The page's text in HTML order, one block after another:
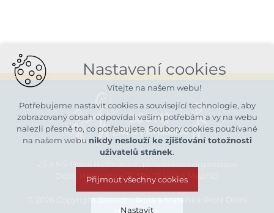
Dolní Heřmanice 11, 594 01 Velké Meziříčí
© 2026 Copyright Základní škola a Mateřská škola Dolní
Nastavení cookies
Vítejte na našem webu!
Potřebujeme nastavit cookies a související technologie, aby
zobrazovaný obsah odpovídal vašim potřebám a vy na webu
nalezli přesně to, co potřebujete. Soubory cookies používané
na našem webu nikdy neslouží ke zjišťování totožnosti
uživatelů stránek.
Přijmout všechny cookies
Nastavit